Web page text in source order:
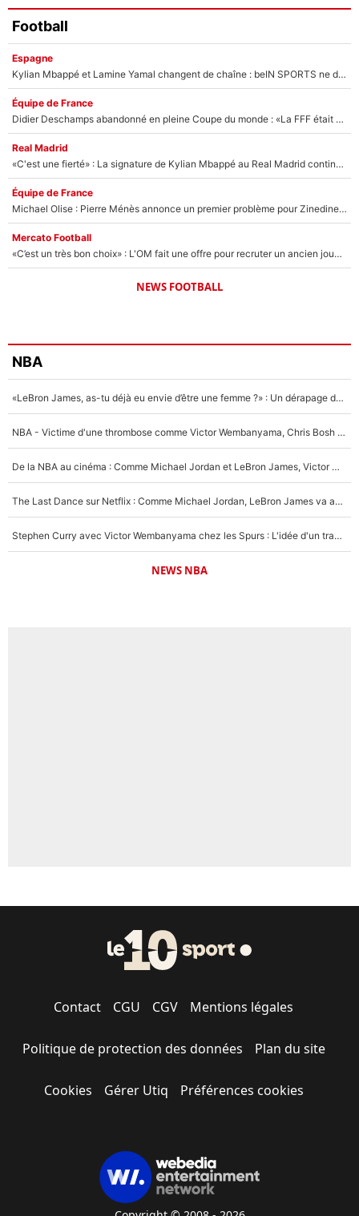
Football
Espagne
Kylian Mbappé et Lamine Yamal changent de chaîne : beIN SPORTS ne digère pas cette décision historique et prédit un fiasco pour la Liga
Équipe de France
Didier Deschamps abandonné en pleine Coupe du monde : «La FFF était déjà passée à Zinedine Zidane»
Real Madrid
«C'est une fierté» : La signature de Kylian Mbappé au Real Madrid continue de régaler l'Espagne
Équipe de France
Michael Olise : Pierre Ménès annonce un premier problème pour Zinedine Zidane en équipe de France
Mercato Football
«C’est un très bon choix» : L'OM fait une offre pour recruter un ancien joueur du PSG... et c'est validé dans l'After Foot !
NEWS FOOTBALL
NBA
«LeBron James, as-tu déjà eu envie d’être une femme ?» : Un dérapage de Donald Trump sur la superstar de la NBA refait surface
NBA - Victime d'une thrombose comme Victor Wembanyama, Chris Bosh prévient le Français des risques sur sa santé : «J’ai failli mourir sur le coup et j’ai été ramené à la vie»
De la NBA au cinéma : Comme Michael Jordan et LeBron James, Victor Wembanyama rêve d'une carrière d'acteur !
The Last Dance sur Netflix : Comme Michael Jordan, LeBron James va avoir le droit à sa série !
Stephen Curry avec Victor Wembanyama chez les Spurs : L'idée d'un trade historique est lancée en NBA !
NEWS NBA
Contact CGU CGV Mentions légales
Politique de protection des données Plan du site
Cookies Gérer Utiq Préférences cookies